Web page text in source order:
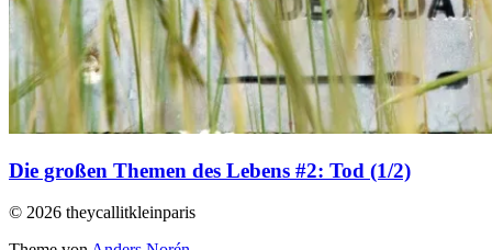
Die großen Themen des Lebens #2: Tod (1/2)
© 2026 theycallitkleinparis